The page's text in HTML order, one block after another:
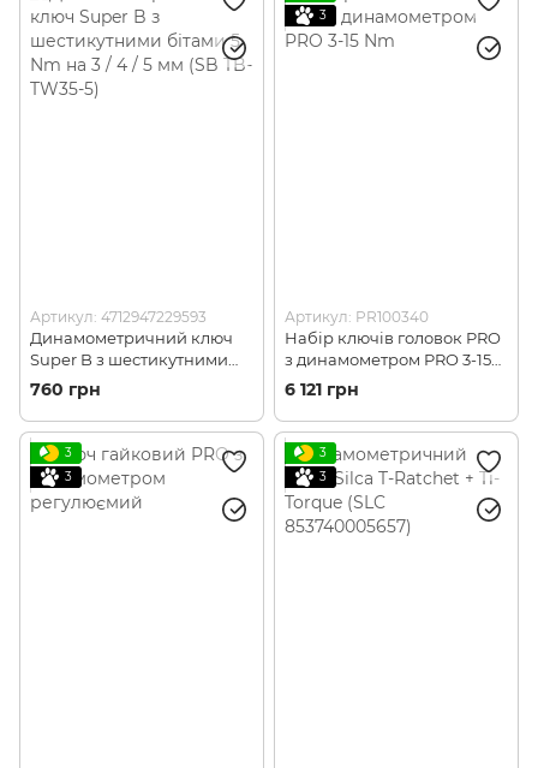
Артикул: 4712947229593
Динамометричний ключ
Super B з шестикутними
бітами 5 Nm на 3 / 4 / 5 мм
(SB TB-TW35-5)
760 грн
3
Артикул: PR100340
Набір ключів головок PRO
з динамометром PRO 3-15
Nm
6 121 грн
3
3
3
3